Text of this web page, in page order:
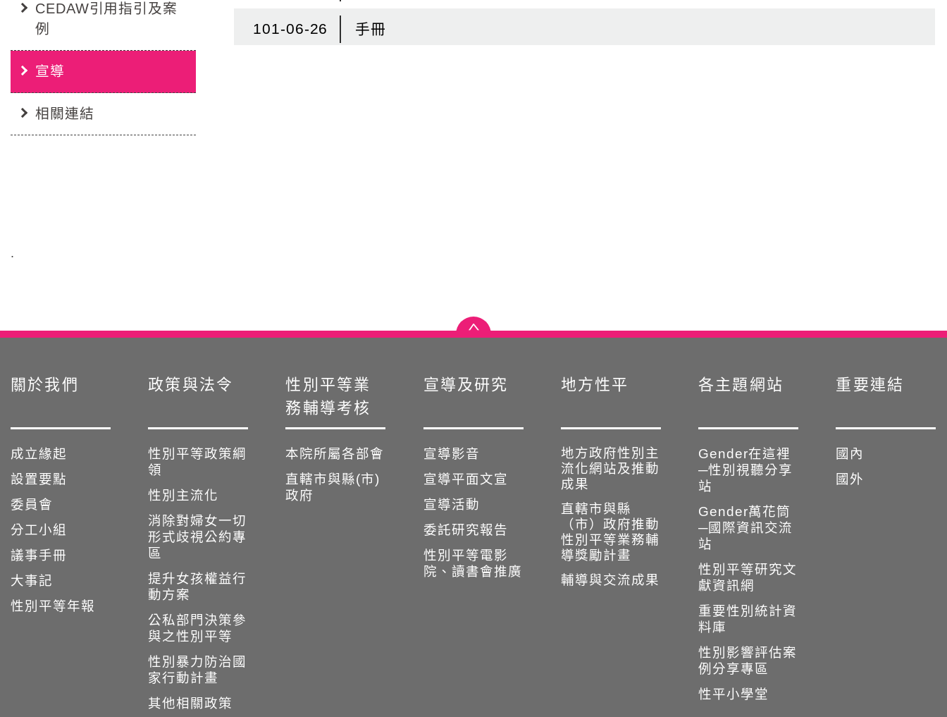
CEDAW引用指引及案
例
宣導
相關連結
101-06-26 手冊
關於我們
成立緣起
設置要點
委員會
分工小組
議事手冊
大事記
性別平等年報
政策與法令
性別平等政策綱
領
性別主流化
消除對婦女一切
形式歧視公約專
區
提升女孩權益行
動方案
公私部門決策參
與之性別平等
性別暴力防治國
家行動計畫
其他相關政策
性別平等業
務輔導考核
本院所屬各部會
直轄市與縣(市)
政府
宣導及研究
宣導影音
宣導平面文宣
宣導活動
委託研究報告
性別平等電影
院、讀書會推廣
地方性平
地方政府性別主
流化網站及推動
成果
直轄市與縣
（市）政府推動
性別平等業務輔
導獎勵計畫
輔導與交流成果
各主題網站
Gender在這裡
─性別視聽分享
站
Gender萬花筒
─國際資訊交流
站
性別平等研究文
獻資訊網
重要性別統計資
料庫
性別影響評估案
例分享專區
性平小學堂
重要連結
國內
國外